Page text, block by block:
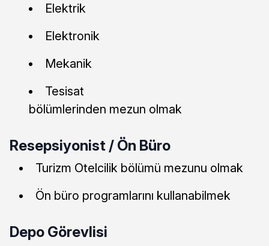
Elektrik
Elektronik
Mekanik
Tesisat
bölümlerinden mezun olmak
Resepsiyonist / Ön Büro
Turizm Otelcilik bölümü mezunu olmak
Ön büro programlarını kullanabilmek
Depo Görevlisi